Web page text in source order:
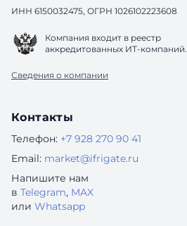
ИНН 6150032475, ОГРН 1026102223608
Компания входит в реестр
аккредитованных ИТ-компаний.
Сведения о компании
Контакты
Телефон: +7 928 270 90 41
Email: market@ifrigate.ru
Напишите нам
в Telegram, MAX
или Whatsapp